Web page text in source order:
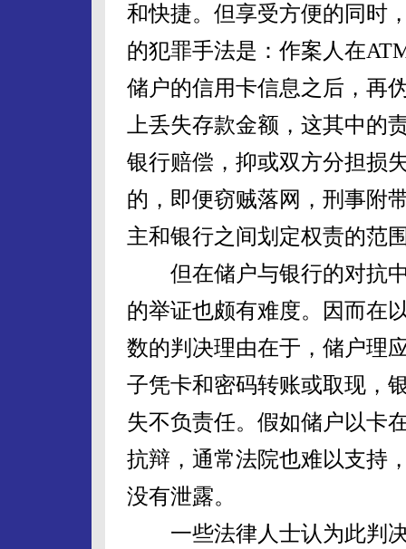
和快捷。但享受方便的同时
的犯罪手法是：作案人在
储户的信用卡信息之后，再
上丢失存款金额，这其中
银行赔偿，抑或双方分担损
的，即便窃贼落网，刑事附
主和银行之间划定权责的范
但在储户与银行的对抗中
的举证也颇有难度。因而在
数的判决理由在于，储户理
子凭卡和密码转账或取现，
失不负责任。假如储户以卡
抗辩，通常法院也难以支持
没有泄露。
一些法律人士认为此判决